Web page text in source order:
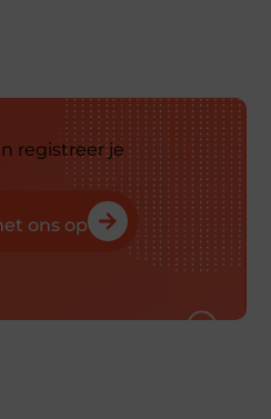
registreer je
ons op